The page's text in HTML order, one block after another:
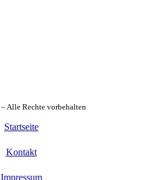
– Alle Rechte vorbehalten
Startseite
Kontakt
Impressum